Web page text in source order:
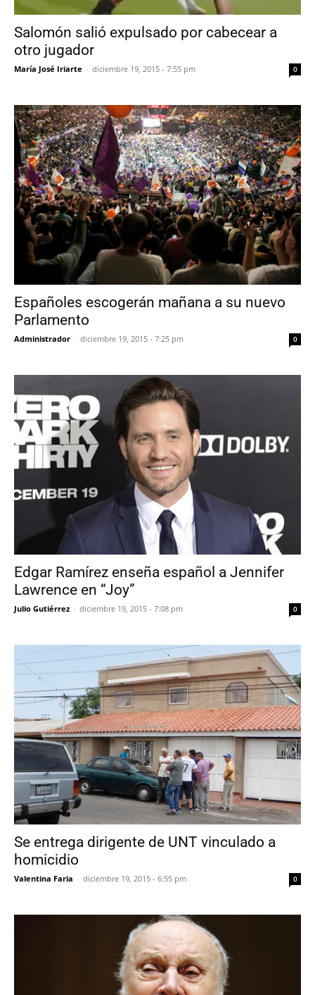
Salomón salió expulsado por cabecear a
otro jugador
María José Iriarte - diciembre 19, 2015 - 7:55 pm 0
Españoles escogerán mañana a su nuevo
Parlamento
Administrador - diciembre 19, 2015 - 7:25 pm 0
Edgar Ramírez enseña español a Jennifer
Lawrence en “Joy”
Julio Gutiérrez - diciembre 19, 2015 - 7:08 pm 0
Se entrega dirigente de UNT vinculado a
homicidio
Valentina Faria - diciembre 19, 2015 - 6:55 pm 0